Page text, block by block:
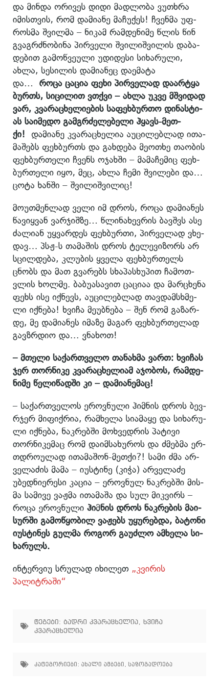
და მინ­და ორი­ვეს დიდი მად­ლო­ბა ვუ­თხრა
იმის­თვის, რომ და­მი­ა­ნე მა­ჩუ­ქეს! ჩვენ­მა უფ­
როს­მა შვილ­მა – ნი­კამ რამ­დე­ნი­მე წლის წინ
გვაგ­რძნო­ბი­ნა პირ­ვე­ლი შვი­ლიშ­ვი­ლის და­ბა­
დე­ბით გა­მოწ­ვე­უ­ლი უდი­დე­სი სი­ხა­რუ­ლი,
ახლა, სე­სი­ლის და­მი­ა­ნეც და­ე­მა­ტა
და… როცა ცა­ცია ფეხი პირ­ვე­ლად და­არ­ტყა
ბურთს, სი­ცი­ლით ვთქვი – ახლა უკვე მშვი­დად
ვარ, კვა­რა­ცხე­ლი­ე­ბის სა­ფეხ­ბურ­თო დი­ნას­ტი­
ას სა­ი­მე­დო გამ­გრძე­ლე­ბე­ლი ჰყავს-მეთ­
ქი! და­მი­ა­ნე კვა­რა­ცხე­ლია აუ­ცი­ლებ­ლად ითა­
მა­შებს ფეხ­ბურთს და გახ­დე­ბა მე­ო­თხე თა­ო­ბის
ფეხ­ბურ­თე­ლი ჩვენს ოჯახ­ში – მა­მა­ჩე­მიც ფეხ­
ბურ­თე­ლი იყო, მეც, ახლა ჩემი შვი­ლე­ბი და…
ცოტა ხან­ში – შვი­ლიშ­ვი­ლიც!
მო­უთ­მენ­ლად ველი იმ დროს, როცა და­მი­ა­ნეს
წა­ვიყ­ვან ვარ­ჯიშ­ზე… წლი­ნა­ხევ­რის ბავ­შვს ასე
ძა­ლი­ან უყ­ვარ­დეს ფეხ­ბურ­თი, პირ­ვე­ლად ვხე­
დავ… პსჟ-ს თა­მა­შის დროს ტე­ლე­ვი­ზორს არ
სცილ­დე­ბა, კლუ­ბის ყვე­ლა ფეხ­ბურ­თელს
ცნობს და მათ გვა­რებს სხა­პას­ხუ­პით ჩა­მოთ­
ვლის ხოლ­მე. ბა­ბუ­ა­სა­ვით ცა­ცი­აა და მარ­ცხე­ნა
ფეხს ისე იქ­ნევს, აუ­ცი­ლებ­ლად თავ­დამ­სხმე­
ლი იქ­ნე­ბა! ხვი­ჩა მე­უბ­ნე­ბა – შენ რომ გა­ზარ­
დე, მე და­მი­ა­ნეს იმა­ზე მა­გარ ფეხ­ბურ­თე­ლად
გავზრდიო და… ვნა­ხოთ!
– მთე­ლი სა­ქარ­თვე­ლო თა­ნახ­მა ვართ: ხვი­ჩას
ჯერ თორ­ნი­კე კვა­რა­ცხე­ლი­ამ აჯო­ბოს, რამ­დე­
ნი­მე წე­ლი­წად­ში კი – და­მი­ა­ნე­მაც!
– სა­ქარ­თვე­ლოს ეროვ­ნუ­ლი ჰიმ­ნის დროს ბევ­
რჯერ მი­ფიქ­რია, რამ­ხე­ლა სი­ა­მა­ყე და სი­ხა­რუ­
ლი იქ­ნე­ბა, ნაკ­რებ­ში მოხ­ვედ­რის პა­ტი­ვი
თორ­ნი­კე­მაც რომ და­იმ­სა­ხუ­როს და ძმებ­მა ერ­
თდრო­უ­ლად ითა­მა­შონ-მეთ­ქი?! სამი ძმა არ­
ვე­ლა­ძის მამა – იუს­ტი­ნე (კიჭა) არ­ვე­ლა­ძე
უბედ­ნი­ე­რე­სი კა­ცია – ეროვ­ნულ ნაკ­რებ­ში მის­
მა სა­მი­ვე ვაჟ­მა ითა­მა­შა და სულ მიკ­ვირს –
როცა ეროვ­ნუ­ლი ჰიმნის დროს ნაკ­რე­ბის მა­ი­
სურ­ში გა­მო­წყო­ბილ ვა­ჟებს უყუ­რებ­და, ბა­ტო­ნი
იუს­ტი­ნეს გულ­მა რო­გორ გა­უძ­ლო ამ­ხე­ლა სი­
ხა­რულს.
ინტერვიუ სრულად იხილეთ „კვირის
პალიტრაში“
ტეგები: ბადრი კვარაცხელია
ხვიჩა
კვარაცხელია
კატეგორიები: ახალი ამბები , საზოგადოება